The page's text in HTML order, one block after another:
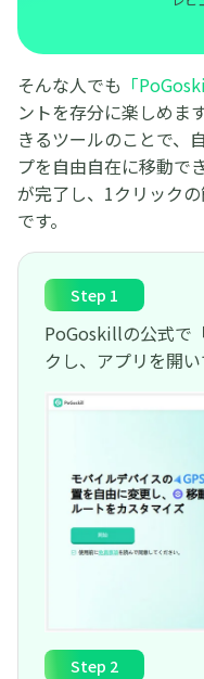
そんな人でも 「
ントを存分に楽しめま
きるツールのことで、
プを自由自在に移動で
が完了し、1クリック
です。
Step 1
PoGoskillの公式で
クし、アプリを開
Step 2